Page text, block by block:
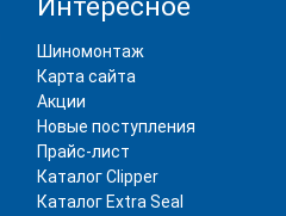
Шиномонтаж
Карта сайта
Акции
Новые поступления
Прайс-лист
Каталог Clipper
Каталог Extra Seal